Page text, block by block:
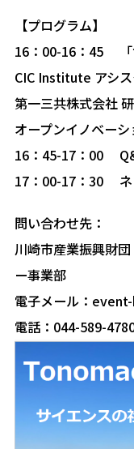
【プログラム】
16：00-16：45 「
CIC Institute アシ
第一三共株式会社
オープンイノベー
16：45-17：00
17：00-17：30 ネ
問い合わせ先：
川崎市産業振興財
ー事業部
電子メール：
電話：044-589-